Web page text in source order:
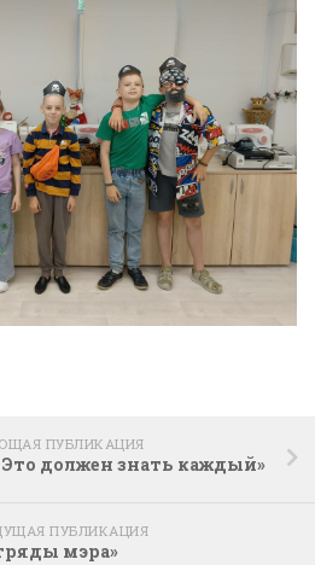
ПУБЛИКАЦИЯ
должен знать каждый»
ПУБЛИКАЦИЯ
мэра»